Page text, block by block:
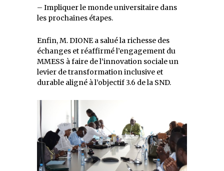
– Impliquer le monde universitaire dans
les prochaines étapes.
Enfin, M. DIONE a salué la richesse des
échanges et réaffirmé l’engagement du
MMESS à faire de l’innovation sociale un
levier de transformation inclusive et
durable aligné à l’objectif 3.6 de la SND.